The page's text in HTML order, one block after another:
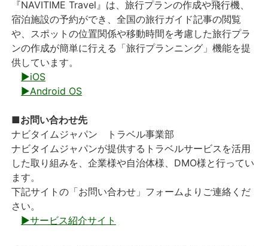
『NAVITIME Travel』は、旅行プランの作成や飛行機、
宿泊施設の予約ができ、全国の旅行ガイド記事の閲覧
や、スポットの位置関係や移動時間を考慮した旅行プラ
ンの作成が簡単に行える「旅行プランニング」機能を提
供しています。
▶iOS
▶Android OS
■お問い合わせ先
ナビタイムジャパン トラベル事業部
ナビタイムジャパンが提供するトラベルサービスを活用
した取り組みを、企業様や自治体様、DMO様と行ってい
ます。
下記サイトの「お問い合わせ」フォームよりご連絡くだ
さい。
▶サービス紹介サイト